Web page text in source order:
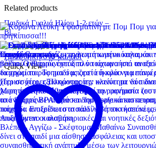
Related products
Παιδικά Γυαλιά Ηλίου 1-2 ετών –
Bl...
26,90€
Προσθήκη στο καλάθι
Quick View